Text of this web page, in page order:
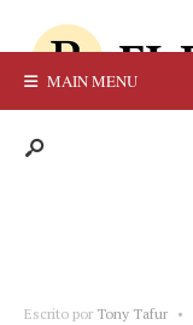
MAIN MENU
Escrito por Tony Tafur •